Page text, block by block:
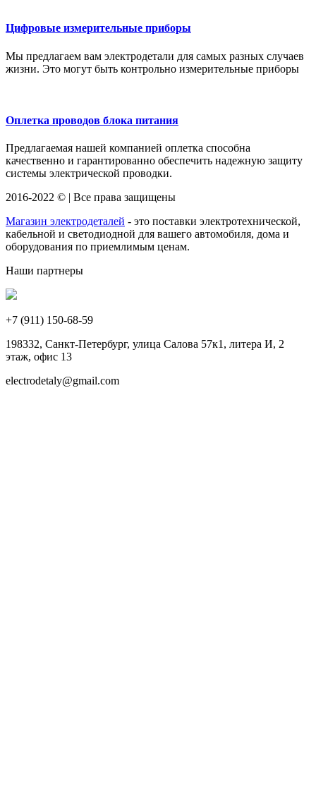
Цифровые измерительные приборы
Мы предлагаем вам электродетали для самых разных случаев
жизни. Это могут быть контрольно измерительные приборы
Оплетка проводов блока питания
Предлагаемая нашей компанией оплетка способна
качественно и гарантированно обеспечить надежную защиту
системы электрической проводки.
2016-2022 © | Все права защищены
Магазин электродеталей - это поставки электротехнической,
кабельной и светодиодной для вашего автомобиля, дома и
оборудования по приемлимым ценам.
Наши партнеры
+7 (911) 150-68-59
198332, Санкт-Петербург, улица Салова 57к1, литера И, 2
этаж, офис 13
electrodetaly@gmail.com